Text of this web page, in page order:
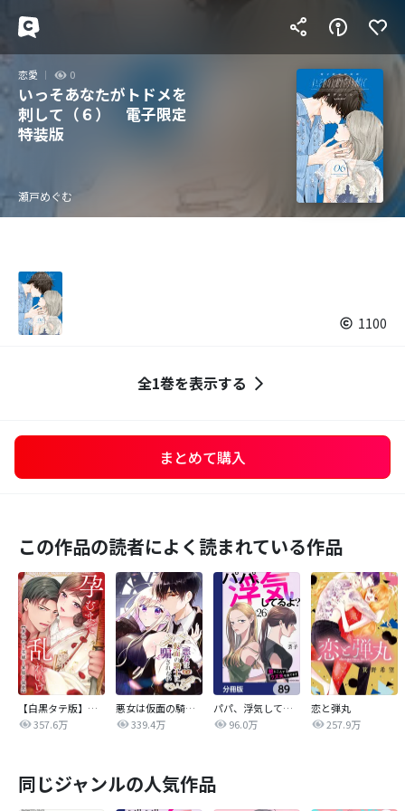
恋愛 0
いっそあなたがトドメを
刺して（６） 電子限定
特装版
瀬戸めぐむ
1100
全1巻を表示する
まとめて購入
この作品の読者によく読まれている作品
【白黒タテ版】孕むまで乱れいけ～身代わり花嫁と軍服の猛愛
357.6万
悪女は仮面の騎士に騙されない
339.4万
パパ、浮気してるよ？娘と二人でクズ夫を捨てます【分冊版】
96.0万
恋と弾丸
257.9万
同じジャンルの人気作品